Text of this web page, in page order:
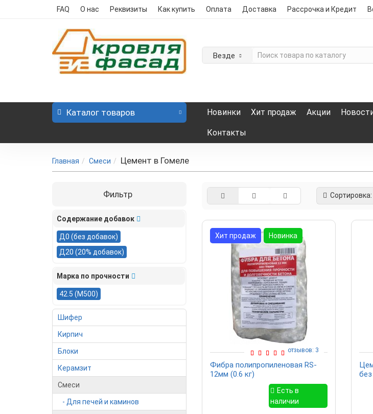
FAQ О нас Реквизиты Как купить Оплата Доставка Рассрочка и Кредит
Везде
Каталог товаров Новинки Хит продаж Акции
Контакты
Главная Смеси Цемент в Гомеле
Фильтр
Содержание добавок
Д0 (без добавок)
Д20 (20% добавок)
Марка по прочности
42.5 (М500)
Шифер
Кирпич
Блоки
Керамзит
Смеси
- Для печей и каминов
Сортировка:
Хит продаж Новинка
Фибра полипропиленовая RS-
12мм (0.6 кг)
отзывов: 3
Есть в
наличии